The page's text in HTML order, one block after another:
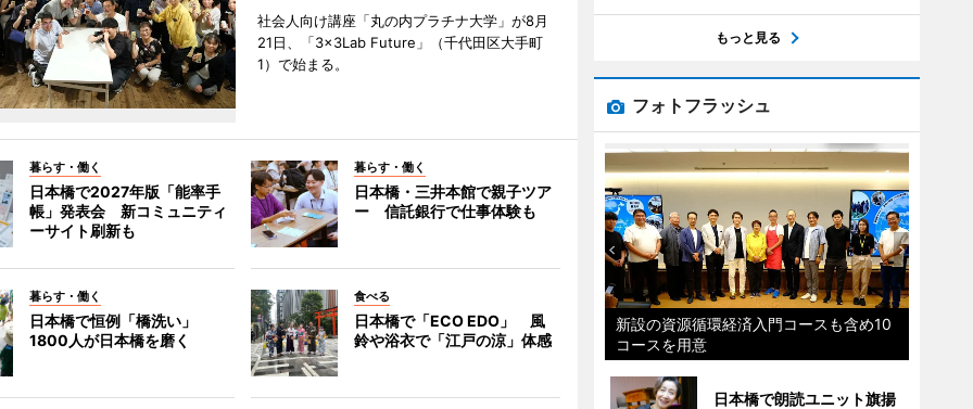
社会人向け講座「丸の内プラチナ大学」が8月
21日、「3×3Lab Future」（千代田区大手町
1）で始まる。
暮らす・働く
日本橋で2027年版「能率手
帳」発表会 新コミュニティ
ーサイト刷新も
暮らす・働く
日本橋・三井本館で親子ツア
ー 信託銀行で仕事体験も
暮らす・働く
日本橋で恒例「橋洗い」
1800人が日本橋を磨く
食べる
日本橋で「ECO EDO」 風
鈴や浴衣で「江戸の涼」体感
もっと見る
フォトフラッシュ
新設の資源循環経済入門コースも含め10
コースを用意
日本橋で朗読ユニット旗揚